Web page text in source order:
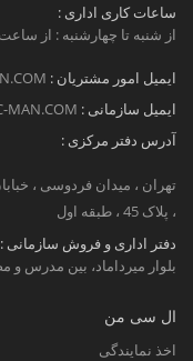
ساعات کاری اداری :
از شنبه تا چهارشنبه : از ساعت 9 الی 19
ایمیل امور مشتریان :
ایمیل سازمانی : MAN.COM
آدرس دفتر مرکزی :
تهران ، میدان فردوسی ،
، پلاک 45 ، طبقه اول
دفتر اداری و فروش سازمانی :
بلوار میرداماد، بین مدرس و مصدق
ال سی من
اخذ نمایندگی